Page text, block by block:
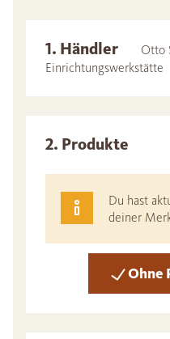
1. Händler
Otto
Einrichtungswerkstätte
2. Produkte
Du hast
deiner
Ohne